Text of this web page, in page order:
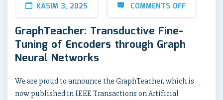
KASIM 3, 2025 COMMENTS OFF
GraphTeacher: Transductive Fine-
Tuning of Encoders through Graph
Neural Networks
We are proud to announce the GraphTeacher, which is
now published in IEEE Transactions on Artificial